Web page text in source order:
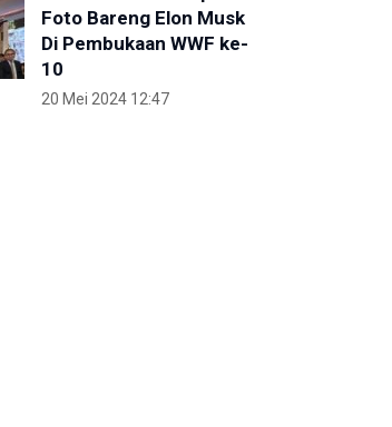
Foto Bareng Elon Musk
Di Pembukaan WWF ke-
10
20 Mei 2024 12:47